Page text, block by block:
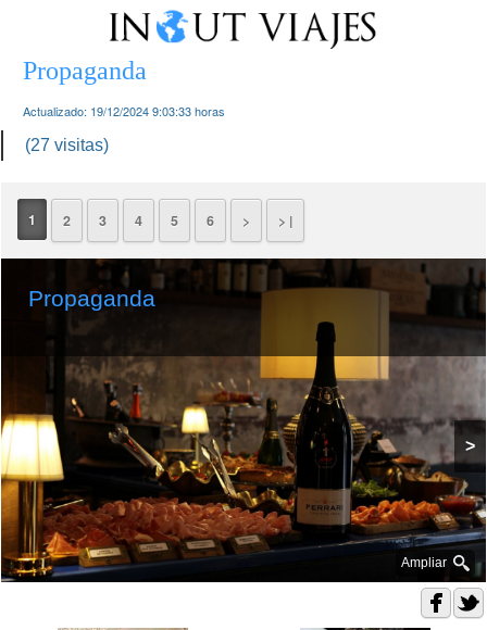
Propaganda
Actualizado: 19/12/2024 9:03:33horas
(27 visitas)
1 2 3 4 5 6 > > |
Propaganda
Ampliar
>